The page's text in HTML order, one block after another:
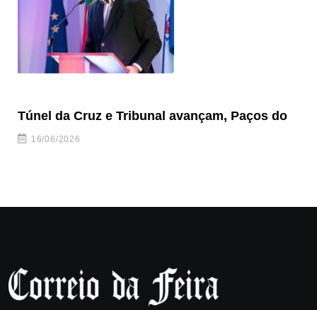
Túnel da Cruz e Tribunal avançam, Paços do
16/06/2026